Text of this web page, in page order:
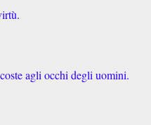
agli occhi degli uomini.